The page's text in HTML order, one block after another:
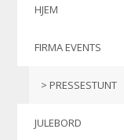
HJEM
FIRMA EVENTS
PRESSESTUNT
JULEBORD